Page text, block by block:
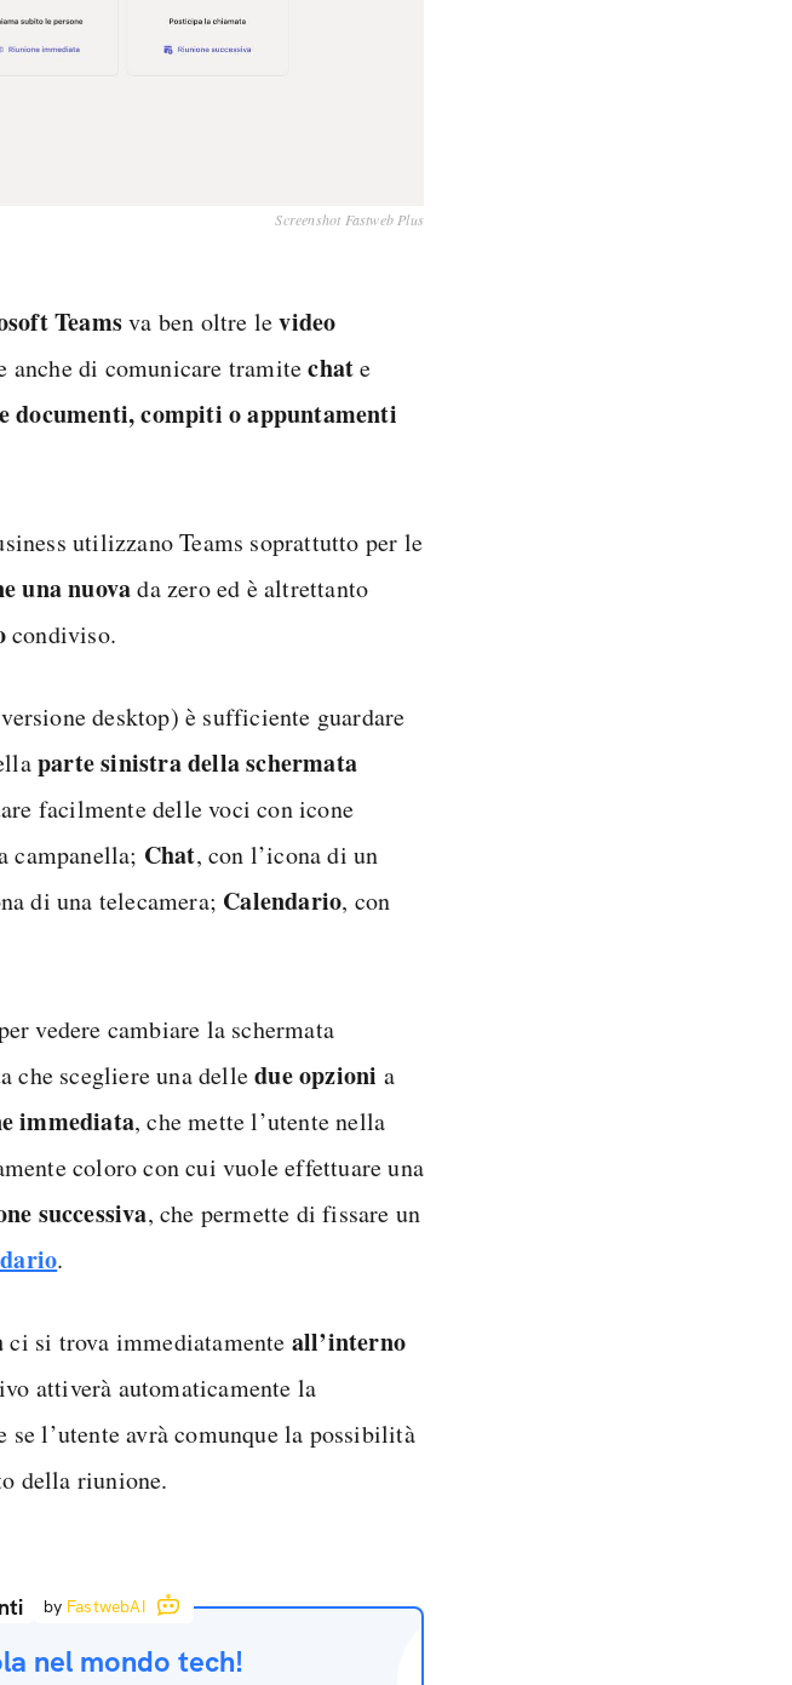
Screenshot Fastweb Plus
Teamsva ben oltre levideo
anche di comunicare tramitechate
documenti, compiti o appuntamenti
utilizzano Teams soprattutto per le
una nuovada zero ed è altrettanto
condiviso.
desktop) è sufficiente guardare
parte sinistra della schermata
facilmente delle voci con icone
campanella; Chat, con l’icona di un
di una telecamera; Calendario, con
vedere cambiare la schermata
che scegliere una delledue opzioni a
immediata, che mette l’utente nella
coloro con cui vuole effettuare una
successiva, che permette di fissare un
.
ci si trova immediatamente all’interno
attiverà automaticamente la
se l’utente avrà comunque la possibilità
della riunione.
by FastwebAI
nel mondo tech!